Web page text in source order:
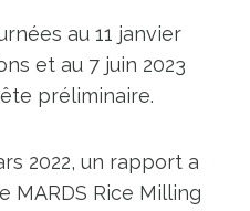
au 11 janvier
et au 7 juin 2023
préliminaire.
2022, un rapport a
MARDS Rice Milling